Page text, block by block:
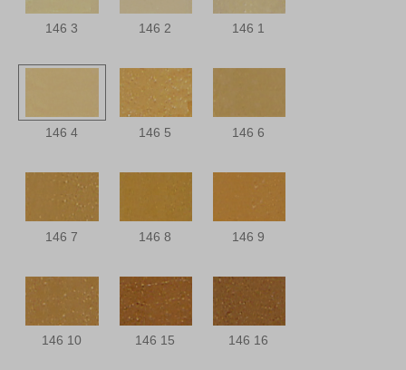
146 3 146 2 146 1
146 4 146 5 146 6
146 7 146 8 146 9
146 10 146 15 146 16